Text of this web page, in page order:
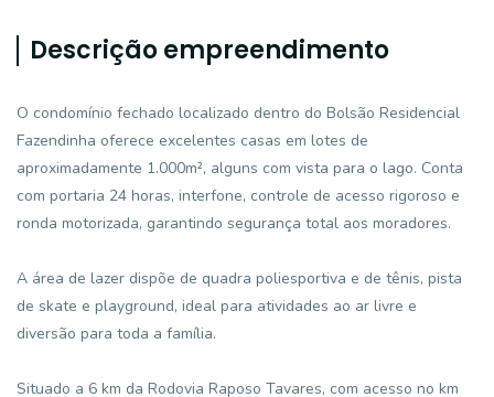
Descrição empreendimento
O condomínio fechado localizado dentro do Bolsão Residencial
Fazendinha oferece excelentes casas em lotes de
aproximadamente 1.000m², alguns com vista para o lago. Conta
com portaria 24 horas, interfone, controle de acesso rigoroso e
ronda motorizada, garantindo segurança total aos moradores.
A área de lazer dispõe de quadra poliesportiva e de tênis, pista
de skate e playground, ideal para atividades ao ar livre e
diversão para toda a família.
Situado a 6 km da Rodovia Raposo Tavares, com acesso no km